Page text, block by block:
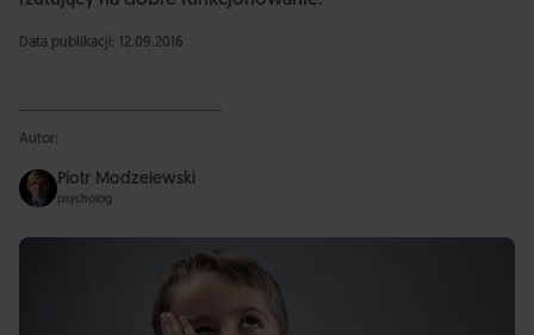
Data publikacji: 12.09.2016
Autor:
Piotr Modzelewski
psycholog